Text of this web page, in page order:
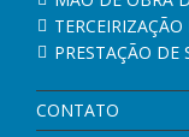
PRESTAÇÃO DE
CONTATO